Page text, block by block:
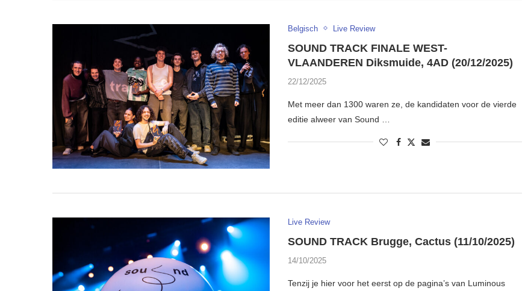
Belgisch Live Review
SOUND TRACK FINALE WEST-
VLAANDEREN Diksmuide, 4AD (20/12/2025)
22/12/2025
Met meer dan 1300 waren ze, de kandidaten voor de vierde
editie alweer van Sound …
Live Review
SOUND TRACK Brugge, Cactus (11/10/2025)
14/10/2025
Tenzij je hier voor het eerst op de pagina’s van Luminous